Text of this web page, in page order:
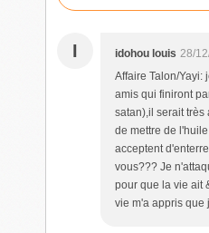
I idohou louis 28/
Affaire Talon/Yayi:
amis qui finiront
satan),il serait
de mettre de
acceptent
vous??? Je
pour que la vie ait
vie m'a appris que